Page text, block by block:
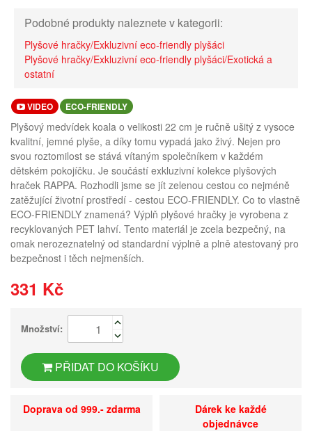
Podobné produkty naleznete v kategorii:
Plyšové hračky/Exkluzivní eco-friendly plyšáci
Plyšové hračky/Exkluzivní eco-friendly plyšáci/Exotická a
ostatní
VIDEO ECO-FRIENDLY
Plyšový medvídek koala o velikosti 22 cm je ručně ušitý z vysoce
kvalitní, jemné plyše, a díky tomu vypadá jako živý. Nejen pro
svou roztomilost se stává vítaným společníkem v každém
dětském pokojíčku. Je součástí exkluzivní kolekce plyšových
hraček RAPPA. Rozhodli jsme se jít zelenou cestou co nejméně
zatěžující životní prostředí - cestou ECO-FRIENDLY. Co to vlastně
ECO-FRIENDLY znamená? Výplň plyšové hračky je vyrobena z
recyklovaných PET lahví. Tento materiál je zcela bezpečný, na
omak nerozeznatelný od standardní výplně a plně atestovaný pro
bezpečnost i těch nejmenších.
331 Kč
Množství:
PŘIDAT DO KOŠÍKU
Doprava od 999.- zdarma
Dárek ke každé
objednávce